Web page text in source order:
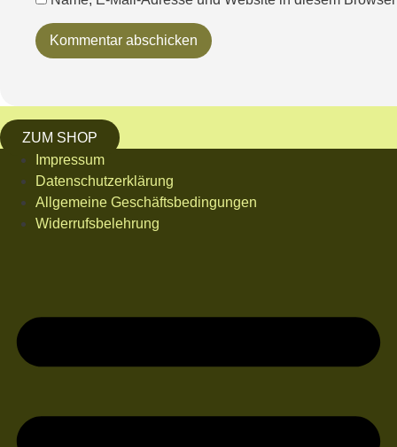
ZUM SHOP
Impressum
Datenschutzerklärung
Allgemeine Geschäftsbedingungen
Widerrufsbelehrung